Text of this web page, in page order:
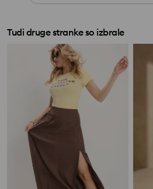
Tudi druge stranke so izbrale